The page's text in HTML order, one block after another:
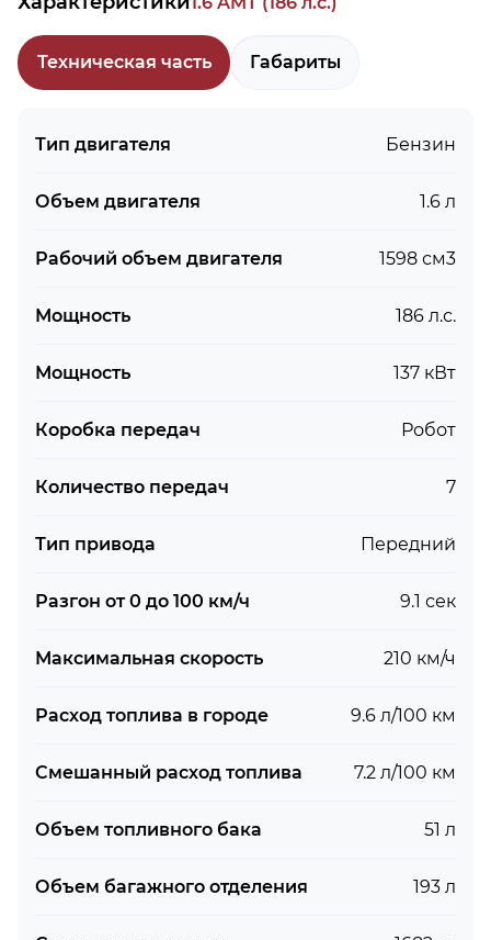
Техническая часть Габариты
Тип двигателя Бензин
Объем двигателя 1.6 л
Рабочий объем двигателя 1598 см3
Мощность 186 л.с.
Мощность 137 кВт
Коробка передач Робот
Количество передач 7
Тип привода Передний
Разгон от 0 до 100 км/ч 9.1 сек
Максимальная скорость 210 км/ч
Расход топлива в городе 9.6 л/100 км
Смешанный расход топлива 7.2 л/100 км
Объем топливного бака 51 л
Объем багажного отделения 193 л